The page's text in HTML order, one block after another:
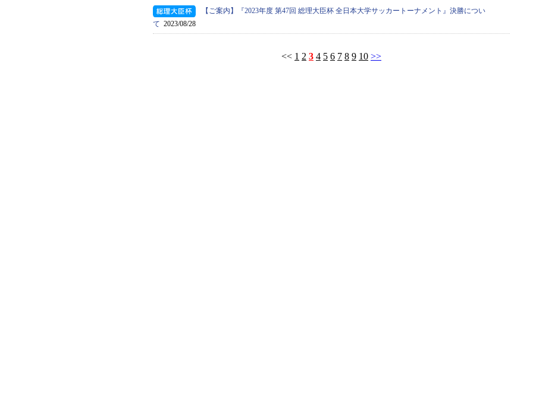
【ご案内】『2023年度 第47回 総理大臣杯 全日本大学サッカートーナメント』決勝につい
て 2023/08/28
<< 1 2 3 4 5 6 7 8 9 10 >>